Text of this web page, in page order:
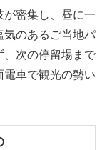
密集し、昼に一
気のあるご当地パ
、次の停留場まで
車で観光の勢い